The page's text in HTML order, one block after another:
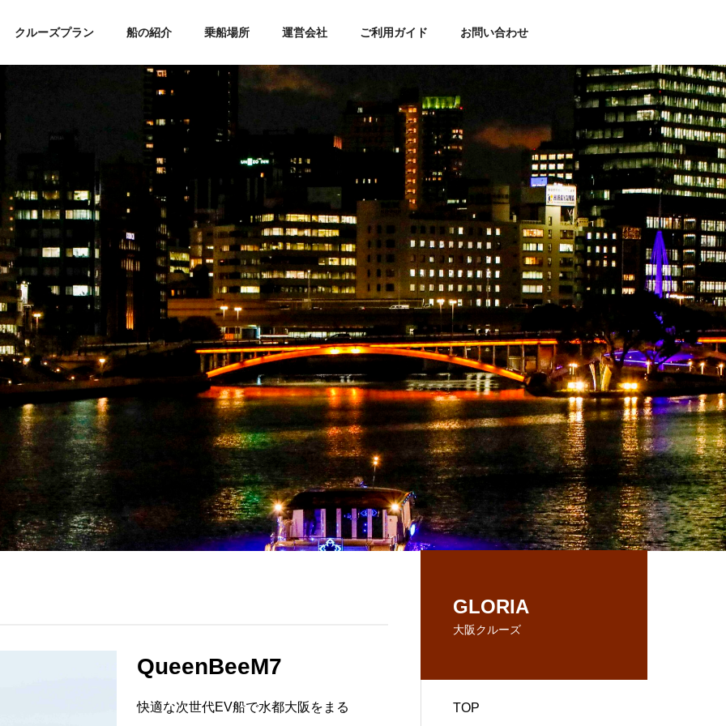
クルーズプラン 船の紹介 乗船場所 運営会社 ご利用ガイド お問い合わせ
QueenBeeM7
快適な次世代EV船で水都大阪をまる
GLORIA
大阪クルーズ
TOP